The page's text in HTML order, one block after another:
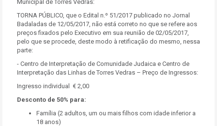
Municipal de Torres Vedras:
TORNA PÚBLICO, que o Edital n.º 51/2017 publicado no Jornal
Badaladas de 12/05/2017, não está correto no que se refere aos
preços fixados pelo Executivo em sua reunião de 02/05/2017,
pelo que se procede, deste modo à retificação do mesmo, nessa
parte:
- Centro de Interpretação de Comunidade Judaica e Centro de
Interpretação das Linhas de Torres Vedras – Preço de Ingressos:
Ingresso individual € 2,00
Desconto de 50% para:
Família (2 adultos, um ou mais filhos com idade inferior a
18 anos)